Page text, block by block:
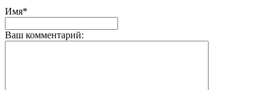
Имя*
Ваш комментарий: